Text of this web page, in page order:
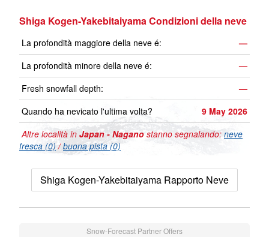
Shiga Kogen-Yakebitaiyama Condizioni della neve
La profondità maggiore della neve é:
—
La profondità minore della neve é:
—
Fresh snowfall depth:
—
Quando ha nevicato l'ultima volta?
9 May 2026
Altre località in Japan - Nagano stanno segnalando: neve
fresca (0)/buona pista (0)
Shiga Kogen-Yakebitaiyama Rapporto Neve
Snow-Forecast Partner Offers